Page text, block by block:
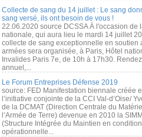
Collecte de sang du 14 juillet : Le sang
sang versé, ils ont besoin de vous !
22.06.2020 source DCSSA À l'occasion de
nationale, qui aura lieu le mardi 14 juillet
collecte de sang exceptionnelle en soutien
armées sera organisée, à Paris, Hôtel
Invalides Paris 7e, de 10h à 17h30.
annuel,...
Le Forum Entreprises Défense 2019
source: FED Manifestation biennale créée
l’initiative conjointe de la CCI Val-d’Oise/
de la DCMAT (Direction Centrale du
l’Armée de Terre) devenue en 2010 la
(Structure Intégrée du Maintien en condition
opérationnelle...